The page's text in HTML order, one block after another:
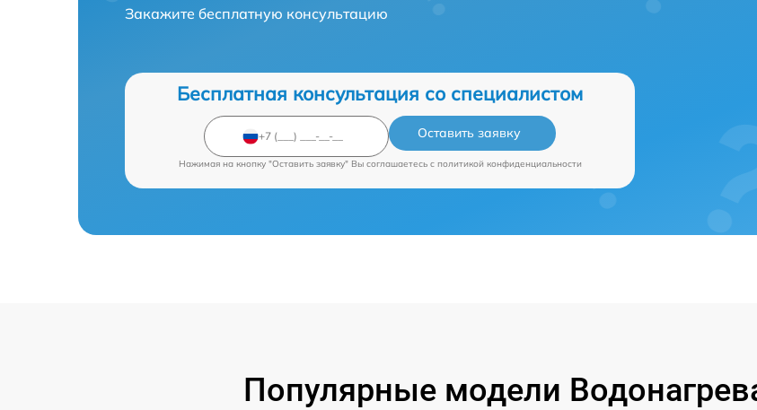
Закажите бесплатную консультацию
Бесплатная консультация со специалистом
Оставить заявку
Нажимая на кнопку "Оставить заявку" Вы соглашаетесь c политикой конфиденциальности
Популярные модели